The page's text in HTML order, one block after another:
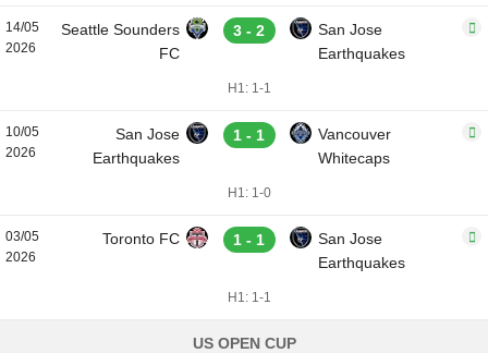
14/05
2026
Seattle Sounders
FC
3 - 2
San Jose
Earthquakes
H1: 1-1
10/05
2026
San Jose
Earthquakes
1 - 1
Vancouver
Whitecaps
H1: 1-0
03/05
2026
Toronto FC 1 - 1
San Jose
Earthquakes
H1: 1-1
US OPEN CUP